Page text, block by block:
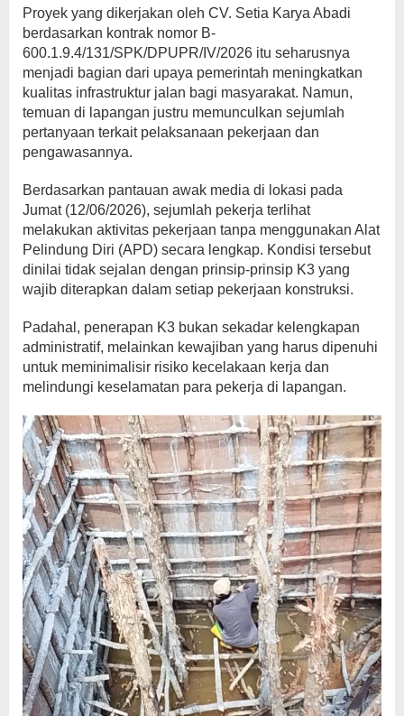
Proyek yang dikerjakan oleh CV. Setia Karya Abadi
berdasarkan kontrak nomor B-
600.1.9.4/131/SPK/DPUPR/IV/2026 itu seharusnya
menjadi bagian dari upaya pemerintah meningkatkan
kualitas infrastruktur jalan bagi masyarakat. Namun,
temuan di lapangan justru memunculkan sejumlah
pertanyaan terkait pelaksanaan pekerjaan dan
pengawasannya.
Berdasarkan pantauan awak media di lokasi pada
Jumat (12/06/2026), sejumlah pekerja terlihat
melakukan aktivitas pekerjaan tanpa menggunakan Alat
Pelindung Diri (APD) secara lengkap. Kondisi tersebut
dinilai tidak sejalan dengan prinsip-prinsip K3 yang
wajib diterapkan dalam setiap pekerjaan konstruksi.
Padahal, penerapan K3 bukan sekadar kelengkapan
administratif, melainkan kewajiban yang harus dipenuhi
untuk meminimalisir risiko kecelakaan kerja dan
melindungi keselamatan para pekerja di lapangan.